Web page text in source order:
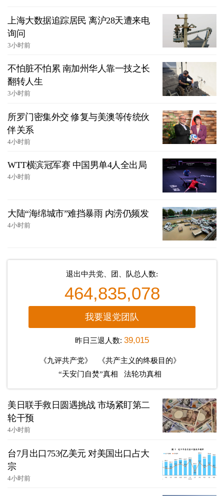
上海大数据追踪居民 离沪28天遭来电
询问
3小时前
不怕脏不怕累 南加州华人靠一技之长
翻转人生
3小时前
所罗门密集外交 修复与美澳等传统伙
伴关系
4小时前
WTT横滨冠军赛 中国男单4人全出局
4小时前
大陆“海绵城市”难挡暴雨 内涝仍频发
4小时前
退出中共党、团、队总人数:
464,835,078
我要退党团队
昨日三退人数: 39,015
《九评共产党》
《共产主义的终极目的》
“天安门自焚”真相
法轮功真相
美日联手救日圆遇挑战 市场紧盯第二
轮干预
4小时前
台7月出口753亿美元 对美国出口占大
宗
4小时前